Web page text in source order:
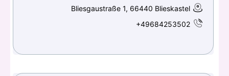
Bliesgaustraße 1, 66440 Blieskastel
+49684253502